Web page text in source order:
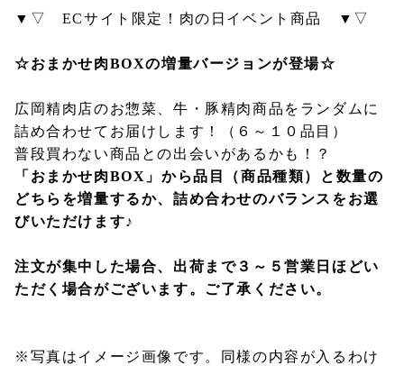
▼▽ ECサイト限定！肉の日イベント商品 ▼▽
☆おまかせ肉BOXの増量バージョンが登場☆
広岡精肉店のお惣菜、牛・豚精肉商品をランダムに
詰め合わせてお届けします！（６～１０品目）
普段買わない商品との出会いがあるかも！？
「おまかせ肉BOX」から品目（商品種類）と数量の
どちらを増量するか、詰め合わせのバランスをお選
びいただけます♪
注文が集中した場合、出荷まで３～５営業日ほどい
ただく場合がございます。ご了承ください。
※写真はイメージ画像です。同様の内容が入るわけ